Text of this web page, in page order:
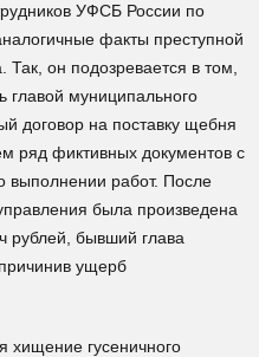
УФСБ России по
факты преступной
Так, он подозревается в том,
главой муниципального
договор на поставку щебня
ряд фиктивных документов с
работ. После
была произведена
рублей, бывший глава
ущерб
хищение гусеничного